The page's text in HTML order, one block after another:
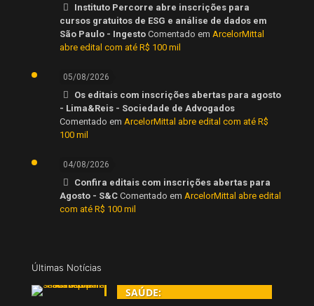
Instituto Percorre abre inscrições para
cursos gratuitos de ESG e análise de dados em
São Paulo - Ingesto Comentado em ArcelorMittal
abre edital com até R$ 100 mil
05/08/2026
Os editais com inscrições abertas para agosto
- Lima&Reis - Sociedade de Advogados
Comentado em ArcelorMittal abre edital com até R$
100 mil
04/08/2026
Confira editais com inscrições abertas para
Agosto - S&C Comentado em ArcelorMittal abre edital
com até R$ 100 mil
Últimas Notícias
SAÚDE: